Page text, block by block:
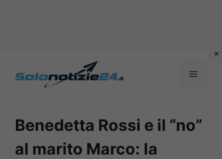
MENU
Benedetta Rossi e il “no”
al marito Marco: la